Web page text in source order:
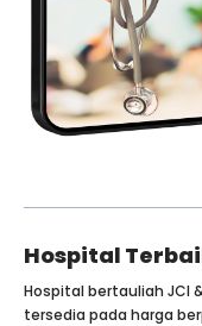
Hospital
Hospital bertauliah JCI
tersedia pada harga